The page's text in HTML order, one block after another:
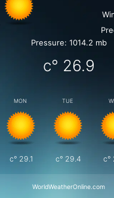
Pressure: 1014.2 mb
26.9
°c
MON
29.1
°c
TUE
29.4
°c °c
WorldWeatherOnline.com